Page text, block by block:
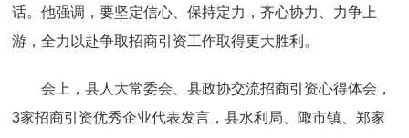
话。他强调，要坚定信心、保持定力，齐心协力、力争上
游，全力以赴争取招商引资工作取得更大胜利。
会上，县人大常委会、县政协交流招商引资心得体会，
3家招商引资优秀企业代表发言，县水利局、陬市镇、郑家